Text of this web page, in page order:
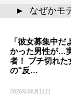
▲ なぜかモ
「彼女募集中だ
かった男性が…
者！ ブチ切れた
の“反…
2026年06月11日